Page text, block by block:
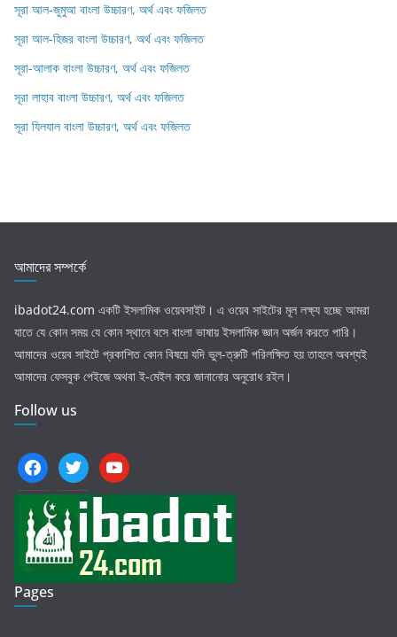
সূরা আল-জুমুআ বাংলা উচ্চারণ, অর্থ এবং ফজিলত
সূরা আল-হিজর বাংলা উচ্চারণ, অর্থ এবং ফজিলত
সূরা-আলাক বাংলা উচ্চারণ, অর্থ এবং ফজিলত
সূরা লাহাব‌‌‌ বাংলা উচ্চারণ, অর্থ এবং ফজিলত
সূরা যিলযাল বাংলা উচ্চারণ, অর্থ এবং ফজিলত
আমাদের সম্পর্কে
ibadot24.com একটি ইসলামিক ওয়েবসাইট। এ ওয়েব সাইটের মূল লক্ষ্য হচ্ছে আমরা
যাতে যে কোন সময় যে কোন স্থানে বসে বাংলা ভাষায় ইসলামিক জ্ঞান অর্জন করতে পারি।
আমাদের ওয়েব সাইটে প্রকাশিত কোন বিষয়ে যদি ভুল-ত্রুটি পরিলক্ষিত হয় তাহলে অবশ্যই
আমাদের ফেসবুক পেইজে অথবা ই-মেইল করে জানানোর অনুরোধ রইল।
Follow us
facebooktwitter youtube
Pages